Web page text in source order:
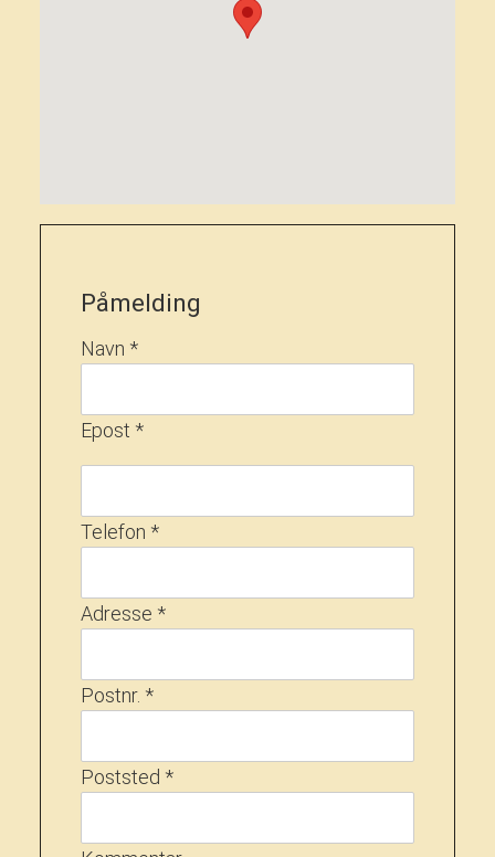
Påmelding
Navn *
Epost *
Telefon *
Adresse *
Postnr. *
Poststed *